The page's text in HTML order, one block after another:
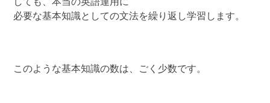
しても、本当の英語運用に
必要な基本知識としての文法を繰り返し学習します。
このような基本知識の数は、ごく少数です。